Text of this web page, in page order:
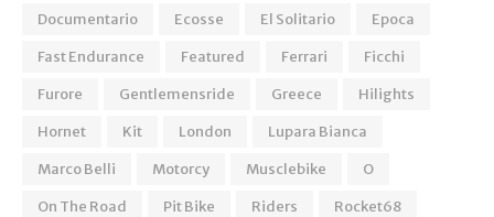
Documentario
Ecosse El Solitario
Epoca
Fast Endurance
Featured Ferrari
Ficchi
Furore
Gentlemensride Greece
Hilights
Hornet
Kit London
Lupara Bianca
Marco Belli
Motorcy Musclebike
O
On The Road
Pit Bike Riders
Rocket68